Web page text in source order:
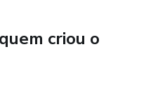
em prática.
– Das 19h30 às 21h
criou o